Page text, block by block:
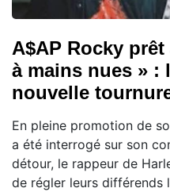
A$AP Rocky
à mains nues » :
nouvelle
En pleine promotion de
a été interrogé sur son
détour, le rappeur de
de régler leurs différends